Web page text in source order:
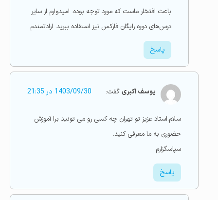
باعث افتخار ماست که مورد توجه بوده. امیدوارم از سایر
درس‌های دوره رایگان فارکس نیز استفاده ببرید. ارادتمندم
پاسخ
یوسف اکبریگفت: 1403/09/30 در 21:35
سلام.استاد عزیز تو تهران چه کسی رو می تونید برا آموزش
حضوری به ما معرفی کنید.
سپاسگزارم
پاسخ